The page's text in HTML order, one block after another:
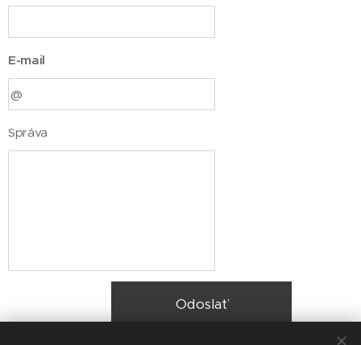
E-mail
Správa
Odoslať